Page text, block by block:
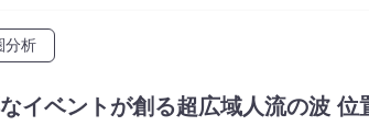
分析
イベントが創る超広域人流の波 位